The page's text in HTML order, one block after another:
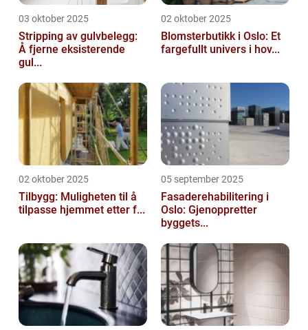
03 oktober 2025
Stripping av gulvbelegg:
Å fjerne eksisterende
gul...
02 oktober 2025
Blomsterbutikk i Oslo: Et
fargefullt univers i hov...
02 oktober 2025
Tilbygg: Muligheten til å
tilpasse hjemmet etter f...
05 september 2025
Fasaderehabilitering i
Oslo: Gjenoppretter
byggets...